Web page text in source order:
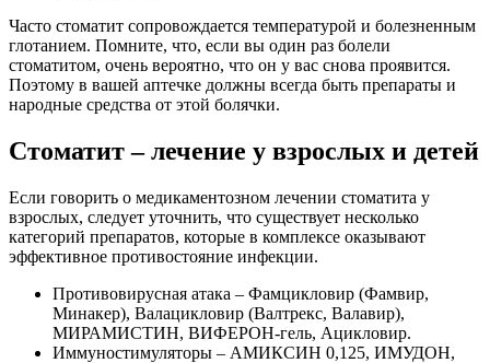
Часто стоматит сопровождается температурой и болезненным
глотанием. Помните, что, если вы один раз болели
стоматитом, очень вероятно, что он у вас снова проявится.
Поэтому в вашей аптечке должны всегда быть препараты и
народные средства от этой болячки.
Стоматит – лечение у взрослых и детей
Если говорить о медикаментозном лечении стоматита у
взрослых, следует уточнить, что существует несколько
категорий препаратов, которые в комплексе оказывают
эффективное противостояние инфекции.
Противовирусная атака – Фамцикловир (Фамвир,
Минакер), Валацикловир (Валтрекс, Валавир),
МИРАМИСТИН, ВИФЕРОН-гель, Ацикловир.
Иммуностимуляторы – АМИКСИН 0,125, ИМУДОН,